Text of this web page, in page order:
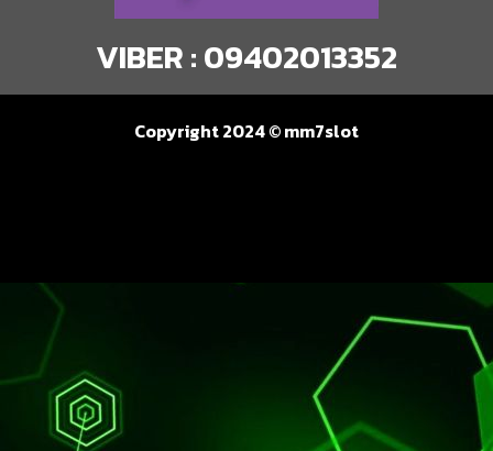
VIBER : 09402013352
Copyright 2024 © mm7slot